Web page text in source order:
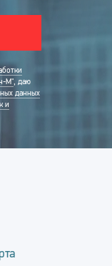
М", даю
данных
и